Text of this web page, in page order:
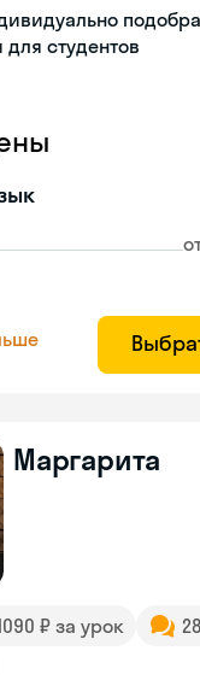
студентов
Маргарита
₽ за урок